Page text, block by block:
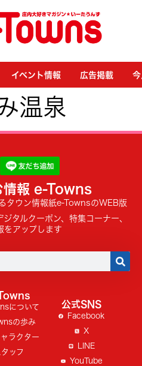
イベント情報 広告掲載
温泉
情報 e-Towns
タウン情報紙e-TownsのWEB版
タルクーポン、特集コーナー、
をアップします
について
の歩み
ラクター
タッフ
公式SNS
Facebook
X
LINE
YouTube